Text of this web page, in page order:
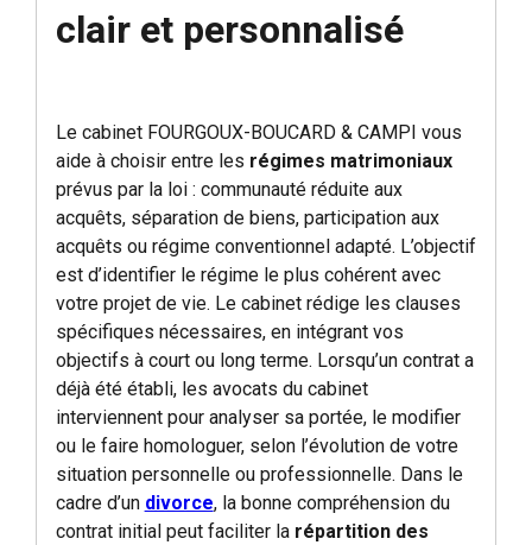
clair et personnalisé
Le cabinet FOURGOUX-BOUCARD & CAMPI vous
aide à choisir entre les régimes matrimoniaux
prévus par la loi : communauté réduite aux
acquêts, séparation de biens, participation aux
acquêts ou régime conventionnel adapté. L’objectif
est d’identifier le régime le plus cohérent avec
votre projet de vie. Le cabinet rédige les clauses
spécifiques nécessaires, en intégrant vos
objectifs à court ou long terme. Lorsqu’un contrat a
déjà été établi, les avocats du cabinet
interviennent pour analyser sa portée, le modifier
ou le faire homologuer, selon l’évolution de votre
situation personnelle ou professionnelle. Dans le
cadre d’un divorce, la bonne compréhension du
contrat initial peut faciliter la répartition des